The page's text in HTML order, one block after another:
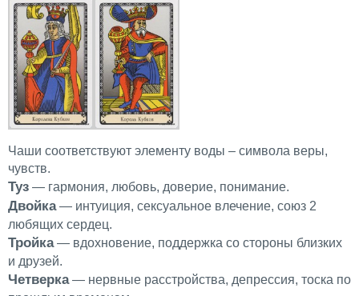
Чаши соответствуют элементу воды – символа веры,
чувств.
Туз — гармония, любовь, доверие, понимание.
Двойка— интуиция, сексуальное влечение, союз 2
любящих сердец.
Тройка— вдохновение, поддержка со стороны близких
и друзей.
Четверка— нервные расстройства, депрессия, тоска по